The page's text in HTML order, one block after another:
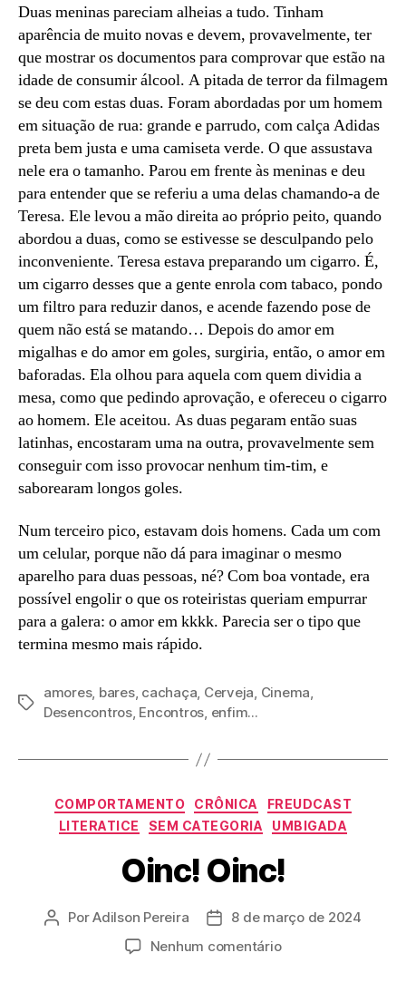
Duas meninas pareciam alheias a tudo. Tinham
aparência de muito novas e devem, provavelmente, ter
que mostrar os documentos para comprovar que estão na
idade de consumir álcool. A pitada de terror da filmagem
se deu com estas duas. Foram abordadas por um homem
em situação de rua: grande e parrudo, com calça Adidas
preta bem justa e uma camiseta verde. O que assustava
nele era o tamanho. Parou em frente às meninas e deu
para entender que se referiu a uma delas chamando-a de
Teresa. Ele levou a mão direita ao próprio peito, quando
abordou a duas, como se estivesse se desculpando pelo
inconveniente. Teresa estava preparando um cigarro. É,
um cigarro desses que a gente enrola com tabaco, pondo
um filtro para reduzir danos, e acende fazendo pose de
quem não está se matando… Depois do amor em
migalhas e do amor em goles, surgiria, então, o amor em
baforadas. Ela olhou para aquela com quem dividia a
mesa, como que pedindo aprovação, e ofereceu o cigarro
ao homem. Ele aceitou. As duas pegaram então suas
latinhas, encostaram uma na outra, provavelmente sem
conseguir com isso provocar nenhum tim-tim, e
saborearam longos goles.
Num terceiro pico, estavam dois homens. Cada um com
um celular, porque não dá para imaginar o mesmo
aparelho para duas pessoas, né? Com boa vontade, era
possível engolir o que os roteiristas queriam empurrar
para a galera: o amor em kkkk. Parecia ser o tipo que
termina mesmo mais rápido.
Tags
amores, bares, cachaça, Cerveja, Cinema,
Desencontros, Encontros, enfim...
Categorias
COMPORTAMENTO CRÔNICA
FREUDCAST
LITERATICE
SEM CATEGORIA UMBIGADA
Oinc! Oinc!
Autor
PorAdilson Pereira
Data8 de março de 2024
Nenhum comentárioem